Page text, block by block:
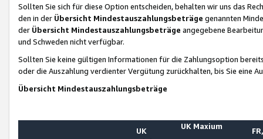
Sollten Sie sich für diese Option entscheiden, behalten wir uns das
den in der Übersicht Mindestauszahlungsbeträge genannten
der Übersicht Mindestauszahlungsbeträge angegebene
und Schweden nicht verfügbar.
Sollten Sie keine gültigen Informationen für die Zahlungsoption
oder die Auszahlung verdienter Vergütung zurückhalten, bis Sie
Übersicht Mindestauszahlungsbeträge
UK
UK Maxium